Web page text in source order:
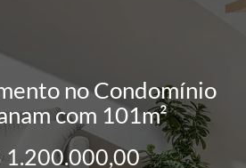
no Condomínio
com 101m²
1.200.000,00